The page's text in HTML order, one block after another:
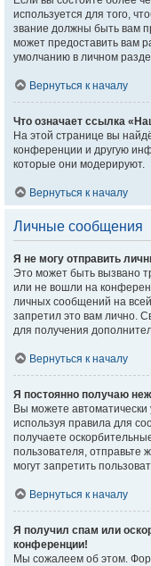
используется для того,
звание должны быть вам
может предоставить вам
умолчанию в личном
Вернуться к началу
Что означает ссылка
На этой странице вы
конференции и другую
которые они модерируют.
Вернуться к началу
Личные сообщения
Я не могу отправить
Это может быть вызвано
или не вошли на
личных сообщений на
запретил это вам лично.
для получения
Вернуться к началу
Я постоянно получаю
Вы можете
используя правила для
получаете
пользователя,
могут запретить
Вернуться к началу
Я получил спам или
конференции!
Мы сожалеем об этом.